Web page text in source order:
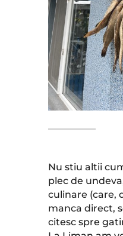
Nu stiu altii
plec de
culinare (care,
manca direct,
citesc spre